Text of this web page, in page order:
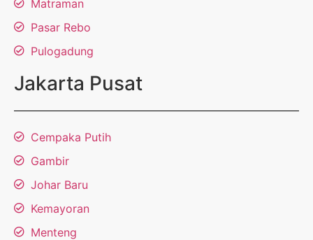
Matraman
Pasar Rebo
Pulogadung
Jakarta Pusat
Cempaka Putih
Gambir
Johar Baru
Kemayoran
Menteng